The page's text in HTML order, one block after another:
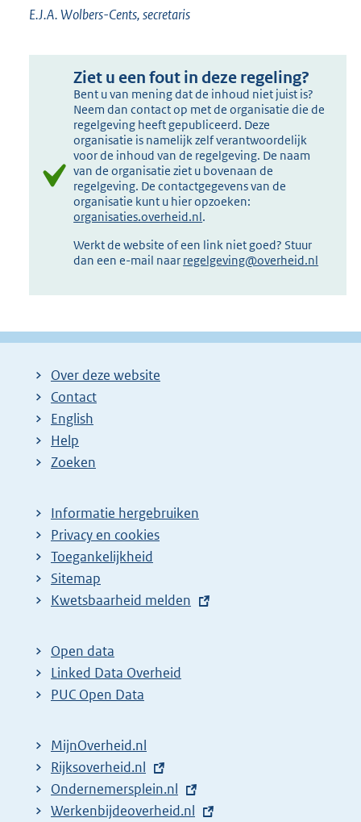
E.J.A. Wolbers-Cents, secretaris
Ziet u een fout in deze regeling?
Bent u van mening dat de inhoud niet juist is?
Neem dan contact op met de organisatie die de
regelgeving heeft gepubliceerd. Deze
organisatie is namelijk zelf verantwoordelijk
voor de inhoud van de regelgeving. De naam
van de organisatie ziet u bovenaan de
regelgeving. De contactgegevens van de
organisatie kunt u hier opzoeken:
organisaties.overheid.nl.
Werkt de website of een link niet goed? Stuur
dan een e-mail naar regelgeving@overheid.nl
Over deze website
Contact
English
Help
Zoeken
Informatie hergebruiken
Privacy en cookies
Toegankelijkheid
Sitemap
E
t
e
r
l
i
n
k
Kwetsbaarheid melden
Open data
Linked Data Overheid
PUC Open Data
MijnOverheid.nl
E
x
t
Rijksoverheid.nl
E
x
Ondernemersplein.nl
E
Werkenbijdeoverheid.nl